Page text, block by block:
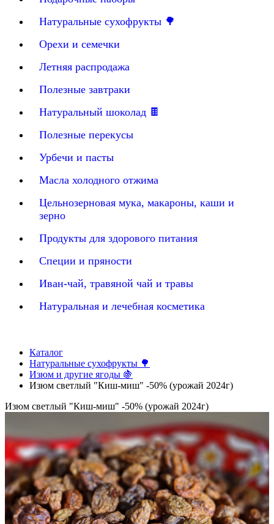
Натуральные сухофрукты 🌳
Орехи и семечки
Летняя распродажа
Полезные завтраки
Натуральный шоколад 🍫
Полезные перекусы
Урбечи и пасты
Масла холодного отжима
Цельнозерновая мука, макароны, каши и
зерно
Продукты для здорового питания
Специи и пряности
Иван-чай, травяной чай и травы
Натуральная и лечебная косметика
Каталог
Натуральные сухофрукты 🌳
Изюм и другие ягоды 🍇
Изюм светлый "Киш-миш" -50% (урожай 2024г)
Изюм светлый "Киш-миш" -50% (урожай 2024г)